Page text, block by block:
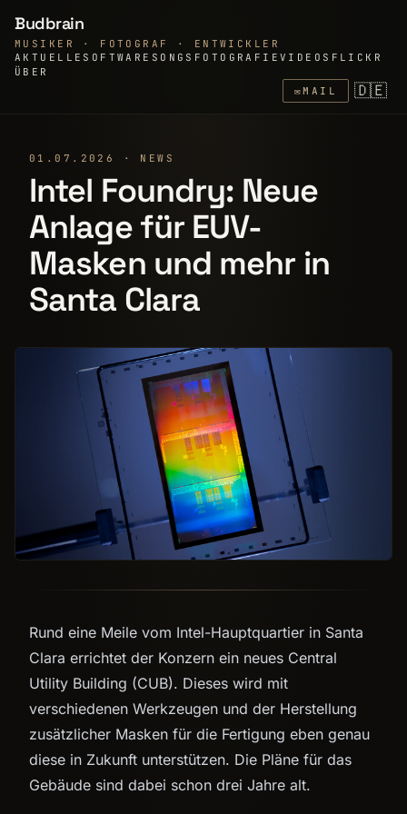
Budbrain
MUSIKER · FOTOGRAF · ENTWICKLER
AKTUELLE SOFTWARE SONGS FOTOGRAFIEVIDEOS FLICKR
ÜBER
✉MAIL 🇩🇪
01.07.2026 · NEWS
Intel Foundry: Neue
Anlage für EUV-
Masken und mehr in
Santa Clara
Rund eine Meile vom Intel-Hauptquartier in Santa
Clara errichtet der Konzern ein neues Central
Utility Building (CUB). Dieses wird mit
verschiedenen Werkzeugen und der Herstellung
zusätzlicher Masken für die Fertigung eben genau
diese in Zukunft unterstützen. Die Pläne für das
Gebäude sind dabei schon drei Jahre alt.